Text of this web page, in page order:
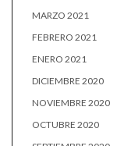
MARZO 2021
FEBRERO 2021
ENERO 2021
DICIEMBRE 2020
NOVIEMBRE 2020
OCTUBRE 2020